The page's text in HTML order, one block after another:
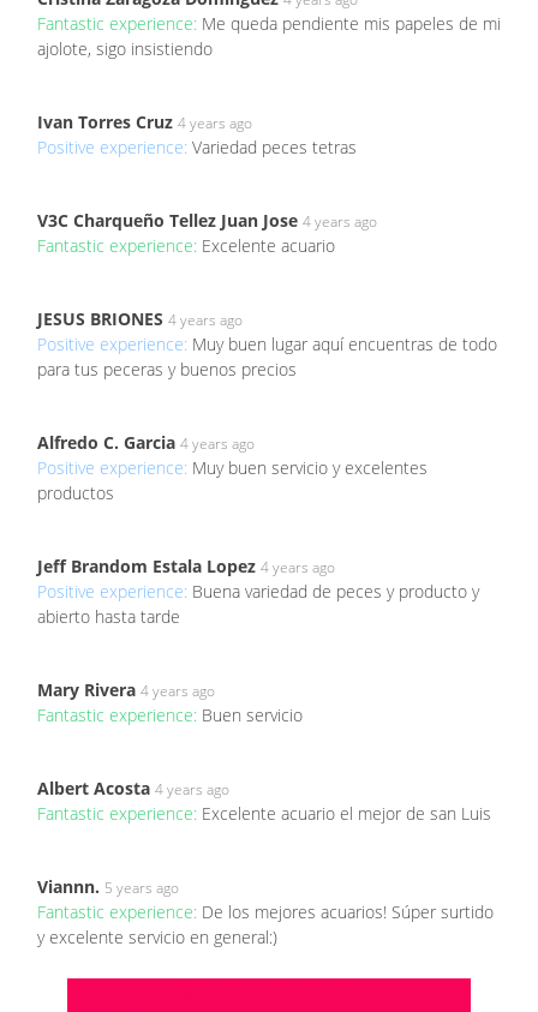
Fantastic experience: Me queda pendiente mis papeles de mi
ajolote, sigo insistiendo
Ivan Torres Cruz 4 years ago
Positive experience: Variedad peces tetras
V3C Charqueño Tellez Juan Jose 4 years ago
Fantastic experience: Excelente acuario
JESUS BRIONES 4 years ago
Positive experience: Muy buen lugar aquí encuentras de todo
para tus peceras y buenos precios
Alfredo C. Garcia 4 years ago
Positive experience: Muy buen servicio y excelentes
productos
Jeff Brandom Estala Lopez 4 years ago
Positive experience: Buena variedad de peces y producto y
abierto hasta tarde
Mary Rivera 4 years ago
Fantastic experience: Buen servicio
Albert Acosta 4 years ago
Fantastic experience: Excelente acuario el mejor de san Luis
Viannn. 5 years ago
Fantastic experience: De los mejores acuarios! Súper surtido
y excelente servicio en general:)